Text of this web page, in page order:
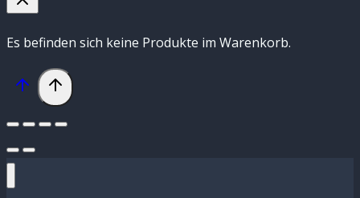
Es befinden sich keine Produkte im Warenkorb.